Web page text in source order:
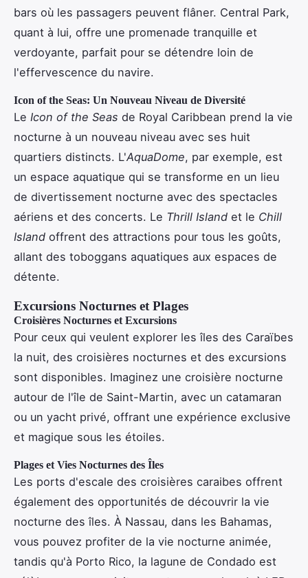
bars où les passagers peuvent flâner. Central Park,
quant à lui, offre une promenade tranquille et
verdoyante, parfait pour se détendre loin de
l'effervescence du navire.
Icon of the Seas: Un Nouveau Niveau de Diversité
Le Icon of the Seas de Royal Caribbean prend la vie
nocturne à un nouveau niveau avec ses huit
quartiers distincts. L'AquaDome, par exemple, est
un espace aquatique qui se transforme en un lieu
de divertissement nocturne avec des spectacles
aériens et des concerts. Le Thrill Island et le Chill
Island offrent des attractions pour tous les goûts,
allant des toboggans aquatiques aux espaces de
détente.
Excursions Nocturnes et Plages
Croisières Nocturnes et Excursions
Pour ceux qui veulent explorer les îles des Caraïbes
la nuit, des croisières nocturnes et des excursions
sont disponibles. Imaginez une croisière nocturne
autour de l'île de Saint-Martin, avec un catamaran
ou un yacht privé, offrant une expérience exclusive
et magique sous les étoiles.
Plages et Vies Nocturnes des Îles
Les ports d'escale des croisières caraibes offrent
également des opportunités de découvrir la vie
nocturne des îles. À Nassau, dans les Bahamas,
vous pouvez profiter de la vie nocturne animée,
tandis qu'à Porto Rico, la lagune de Condado est